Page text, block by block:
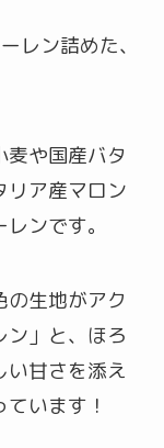
レン詰めた、
麦や国産バタ
リア産マロン
ンです。
生地がアク
ン」と、ほろ
い甘さを添え
います！